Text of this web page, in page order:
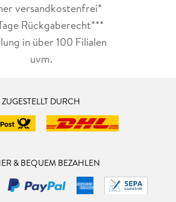
versandkostenfrei*
Rückgaberecht***
in über 100 Filialen
uvm.
ZUGESTELLT DURCH
& BEQUEM BEZAHLEN